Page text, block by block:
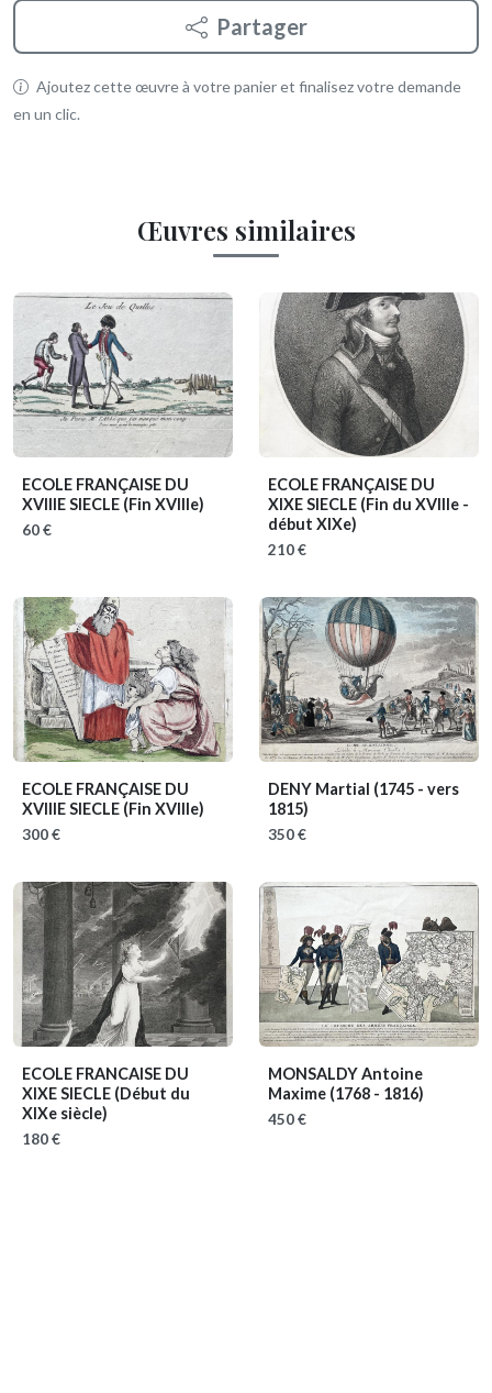
Partager
Ajoutez cette œuvre à votre panier et finalisez votre demande
en un clic.
Œuvres similaires
ECOLE FRANÇAISE DU
XVIIIE SIECLE (Fin XVIIIe)
60 €
ECOLE FRANÇAISE DU
XIXE SIECLE (Fin du XVIIIe -
début XIXe)
210 €
ECOLE FRANÇAISE DU
XVIIIE SIECLE (Fin XVIIIe)
300 €
DENY Martial (1745 - vers
1815)
350 €
ECOLE FRANCAISE DU
XIXE SIECLE (Début du
XIXe siècle)
180 €
MONSALDY Antoine
Maxime (1768 - 1816)
450 €